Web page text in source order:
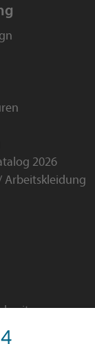
2026
Arbeitskleidung